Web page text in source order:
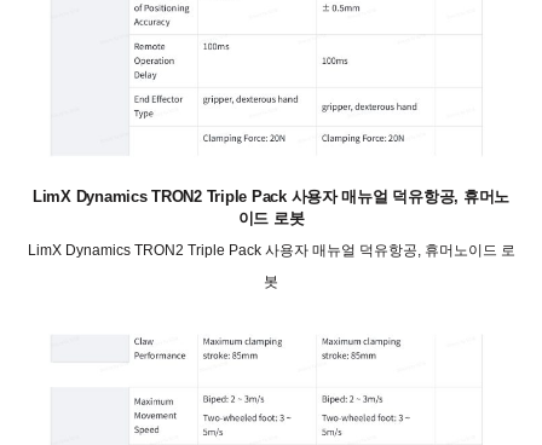
LimX Dynamics TRON2 Triple Pack 사용자 매뉴얼 덕유항공, 휴머노
이드 로봇
LimX Dynamics TRON2 Triple Pack 사용자 매뉴얼 덕유항공, 휴머노이드 로
봇